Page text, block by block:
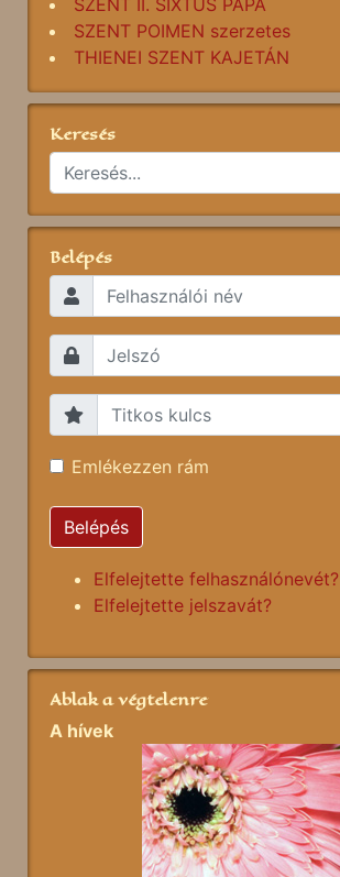
SZENT II. SIXTUS PÁPA
SZENT POIMEN szerzetes
THIENEI SZENT KAJETÁN
Keresés
Belépés
Emlékezzen rám
Belépés
Elfelejtette felhasználónevét?
Elfelejtette jelszavát?
Ablak a végtelenre
A hívek